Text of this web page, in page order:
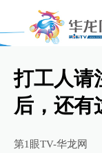
打工人请
后，还有
第1眼TV-华龙网